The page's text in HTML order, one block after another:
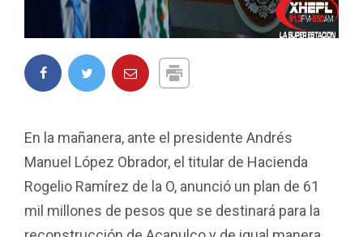
En la mañanera, ante el presidente Andrés
Manuel López Obrador, el titular de Hacienda
Rogelio Ramírez de la O, anunció un plan de 61
mil millones de pesos que se destinará para la